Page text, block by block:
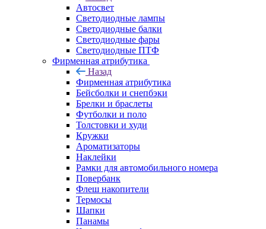
Автосвет
Светодиодные лампы
Светодиодные балки
Светодиодные фары
Светодиодные ПТФ
Фирменная атрибутика
Назад
Фирменная атрибутика
Бейсболки и снепбэки
Брелки и браслеты
Футболки и поло
Толстовки и худи
Кружки
Ароматизаторы
Наклейки
Рамки для автомобильного номера
Повербанк
Флеш накопители
Термосы
Шапки
Панамы